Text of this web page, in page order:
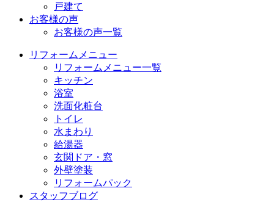
戸建て
お客様の声
お客様の声一覧
リフォームメニュー
リフォームメニュー一覧
キッチン
浴室
洗面化粧台
トイレ
水まわり
給湯器
玄関ドア・窓
外壁塗装
リフォームパック
スタッフブログ